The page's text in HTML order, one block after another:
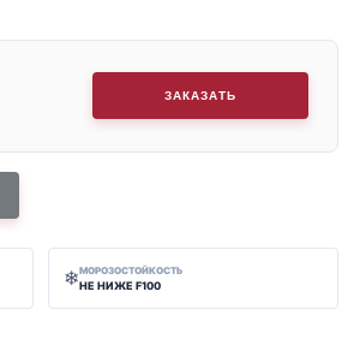
ЗАКАЗАТЬ
❄МОРОЗОСТОЙКОСТЬ
НЕ НИЖЕ F100